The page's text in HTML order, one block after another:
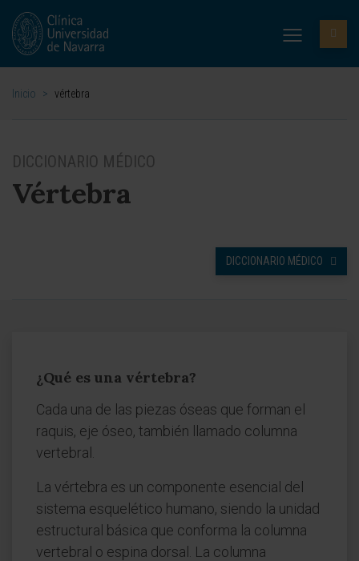
Inicio > vértebra
DICCIONARIO MÉDICO
Vértebra
DICCIONARIO MÉDICO
¿Qué es una vértebra?
Cada una de las piezas óseas que forman el
raquis, eje óseo, también llamado columna
vertebral.
La vértebra es un componente esencial del
sistema esquelético humano, siendo la unidad
estructural básica que conforma la columna
vertebral o espina dorsal. La columna